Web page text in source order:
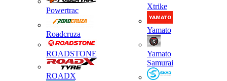
Powertrac
Roadcruza
ROADSTONE
ROADX
Xtrike
Yamato
Yamato
Samurai